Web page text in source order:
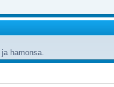
hamonsa.